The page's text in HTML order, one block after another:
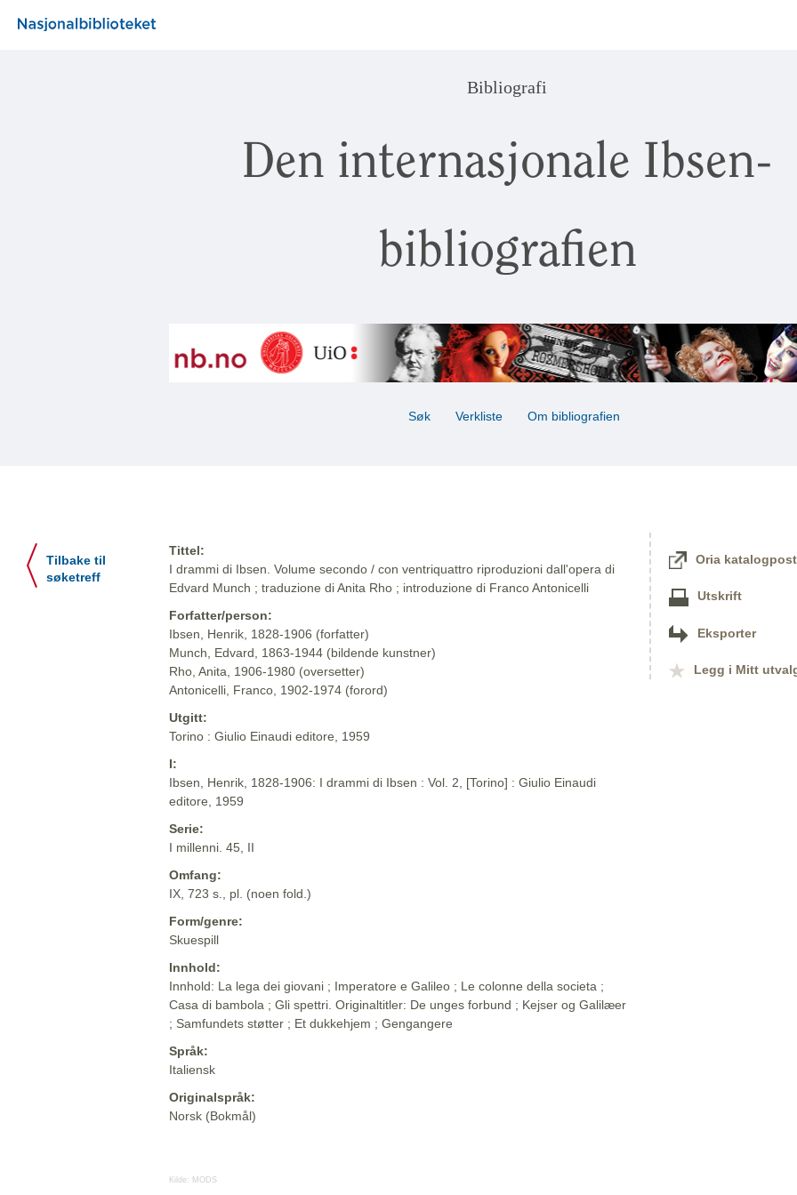
Bibliografi
Den internasjonale Ibsen-
bibliografien
Søk Verkliste Om bibliografien
Tilbake til
søketreff
Tittel:
I drammi di Ibsen. Volume secondo / con ventriquattro riproduzioni dall'opera di
Edvard Munch ; traduzione di Anita Rho ; introduzione di Franco Antonicelli
Forfatter/person:
Ibsen, Henrik, 1828-1906 (forfatter)
Munch, Edvard, 1863-1944 (bildende kunstner)
Rho, Anita, 1906-1980 (oversetter)
Antonicelli, Franco, 1902-1974 (forord)
Utgitt:
Torino : Giulio Einaudi editore, 1959
I:
Ibsen, Henrik, 1828-1906: I drammi di Ibsen : Vol. 2, [Torino] : Giulio Einaudi
editore, 1959
Serie:
I millenni. 45, II
Omfang:
IX, 723 s., pl. (noen fold.)
Form/genre:
Skuespill
Innhold:
Innhold: La lega dei giovani ; Imperatore e Galileo ; Le colonne della societa ;
Casa di bambola ; Gli spettri. Originaltitler: De unges forbund ; Kejser og Galilæer
; Samfundets støtter ; Et dukkehjem ; Gengangere
Språk:
Italiensk
Originalspråk:
Norsk (Bokmål)
Kilde: MODS
Oria katalogpost
Utskrift
Eksporter
Legg i Mitt